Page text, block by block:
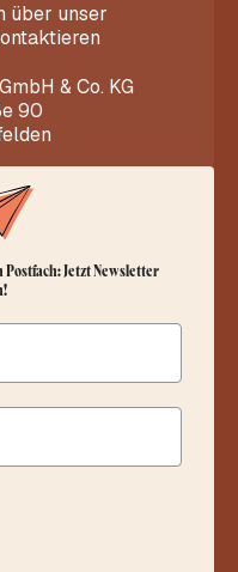
über unser
& Co. KG
90
Jetzt Newsletter